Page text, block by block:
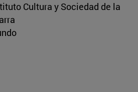
Cultura y Sociedad de la